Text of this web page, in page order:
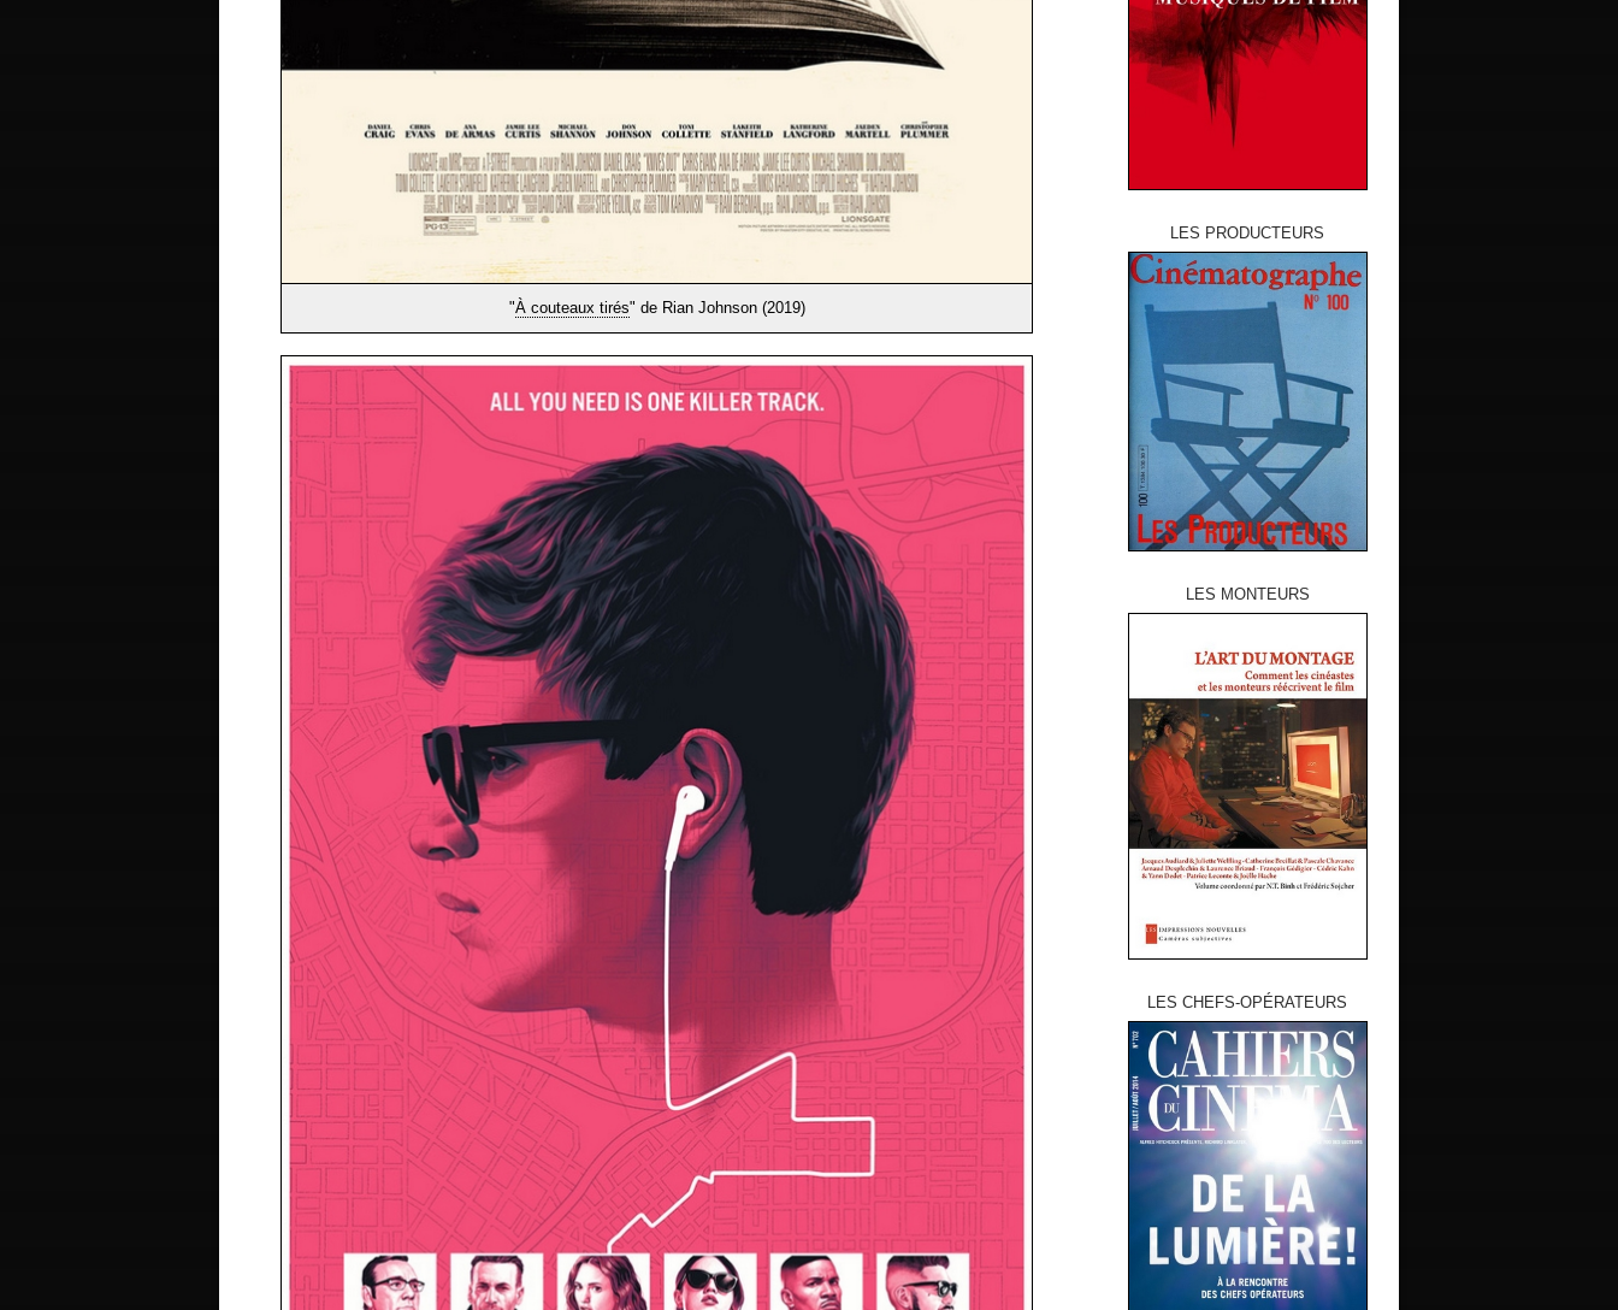
"À couteaux tirés" de Rian Johnson (2019)
LES PRODUCTEURS
LES MONTEURS
LES CHEFS-OPÉRATEURS